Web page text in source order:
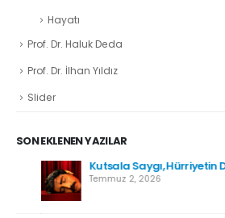
Prof. Dr. Haluk Deda
Prof. Dr. İlhan Yıldız
Slider
Kutsala Saygı, Hürriyetin
Kışladan Yükselen